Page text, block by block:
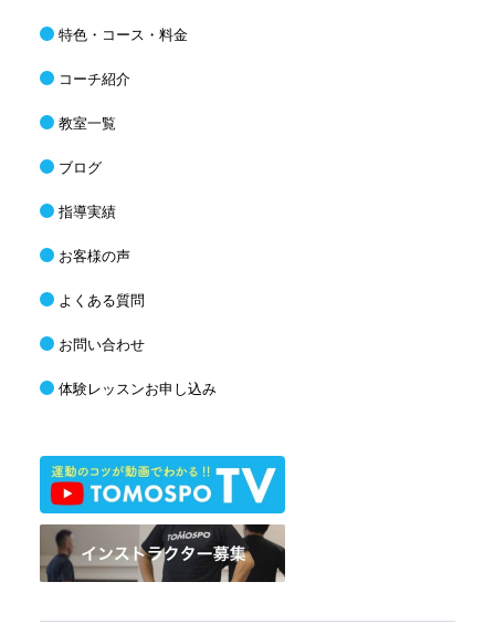
特色・コース・料金
コーチ紹介
教室一覧
ブログ
指導実績
お客様の声
よくある質問
お問い合わせ
体験レッスンお申し込み